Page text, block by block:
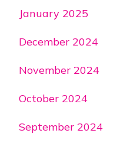
January 2025
December 2024
November 2024
October 2024
September 2024